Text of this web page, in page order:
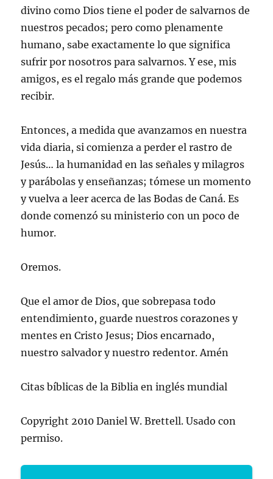
divino como Dios tiene el poder de salvarnos de
nuestros pecados; pero como plenamente
humano, sabe exactamente lo que significa
sufrir por nosotros para salvarnos. Y ese, mis
amigos, es el regalo más grande que podemos
recibir.
Entonces, a medida que avanzamos en nuestra
vida diaria, si comienza a perder el rastro de
Jesús… la humanidad en las señales y milagros
y parábolas y enseñanzas; tómese un momento
y vuelva a leer acerca de las Bodas de Caná. Es
donde comenzó su ministerio con un poco de
humor.
Oremos.
Que el amor de Dios, que sobrepasa todo
entendimiento, guarde nuestros corazones y
mentes en Cristo Jesus; Dios encarnado,
nuestro salvador y nuestro redentor. Amén
Citas bíblicas de la Biblia en inglés mundial
Copyright 2010 Daniel W. Brettell. Usado con
permiso.